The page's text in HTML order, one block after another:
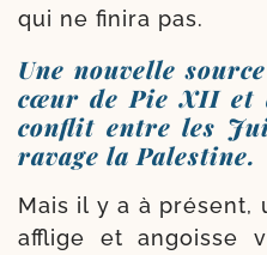
qui ne fini­ra pas.
Une nouvelle
cœur de Pie XII et
conflit entre les
ravage la Palestine.
Mais il y a à pré­sent,
afflige et angoisse